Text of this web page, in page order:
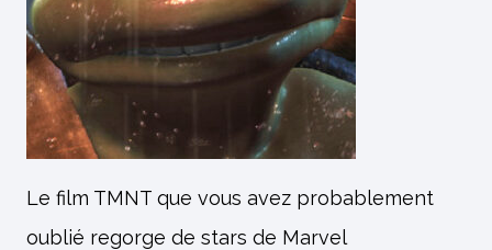
Le film TMNT que vous avez probablement
oublié regorge de stars de Marvel